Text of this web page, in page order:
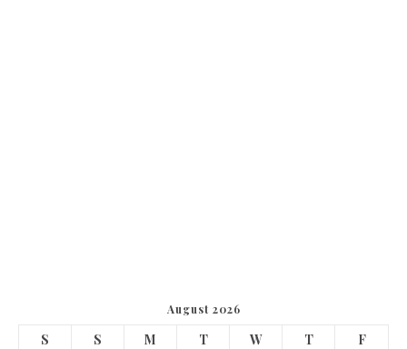
August 2026
S S M T W T
F